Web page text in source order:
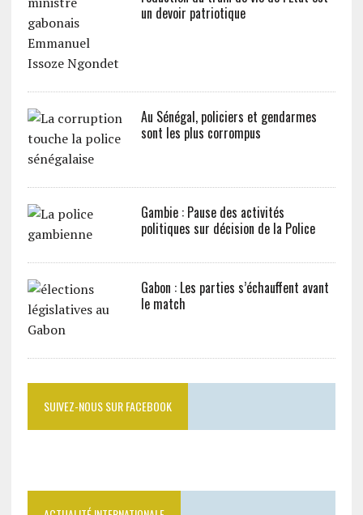
un devoir patriotique
Au Sénégal, policiers et gendarmes
sont les plus corrompus
Gambie : Pause des activités
politiques sur décision de la Police
Gabon : Les parties s’échauffent avant
le match
SUIVEZ-NOUS SUR FACEBOOK